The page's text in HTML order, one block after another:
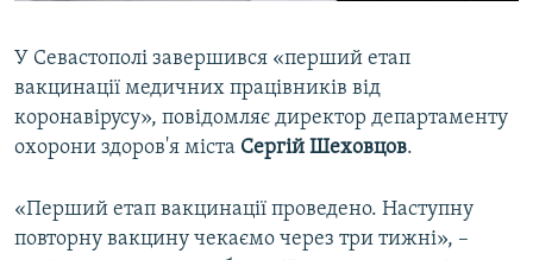
Усі сайти RFE/RL
У Севастополі завершився «перший етап
вакцинації медичних працівників від
коронавірусу», повідомляє директор департаменту
охорони здоров'я міста Сергій Шеховцов.
«Перший етап вакцинації проведено. Наступну
повторну вакцину чекаємо через три тижні», –